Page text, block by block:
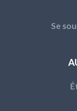
Se